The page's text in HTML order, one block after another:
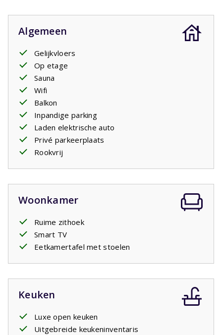
ontbreekt!
Algemeen
Gelijkvloers
Op etage
Sauna
Wifi
Balkon
Inpandige parking
Laden elektrische auto
Privé parkeerplaats
Rookvrij
Woonkamer
Ruime zithoek
Smart TV
Eetkamertafel met stoelen
Keuken
Luxe open keuken
Uitgebreide keukeninventaris